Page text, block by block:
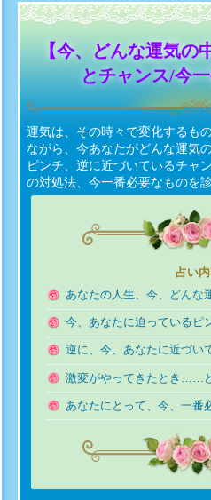
【今、どんな運気の
とチャンス/今
運気は、その時々で変化するも
ながら、今あなたがどんな運気
ピンチ、逆に近づいているチャ
の対処法、今一番必要なものを
占い
あなたの人生、今、どんな
今、あなたに迫っているピ
逆に、今、あなたに近づい
激変がやってきたとき……
あなたにとって、今、一番